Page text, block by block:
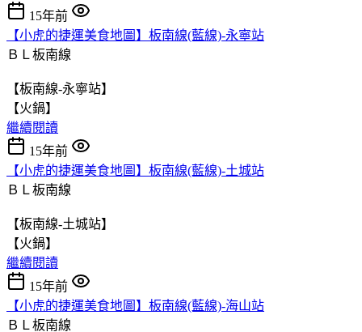
15年前
【小虎的捷運美食地圖】板南線(藍線)-永寧站
ＢＬ板南線
【板南線-永寧站】
【火鍋】
繼續閱讀
15年前
【小虎的捷運美食地圖】板南線(藍線)-土城站
ＢＬ板南線
【板南線-土城站】
【火鍋】
繼續閱讀
15年前
【小虎的捷運美食地圖】板南線(藍線)-海山站
ＢＬ板南線